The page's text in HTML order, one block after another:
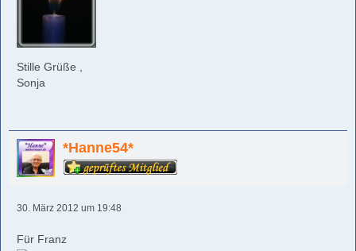
Stille Grüße ,
Sonja
*Hanne54*
30. März 2012 um 19:48
Für Franz